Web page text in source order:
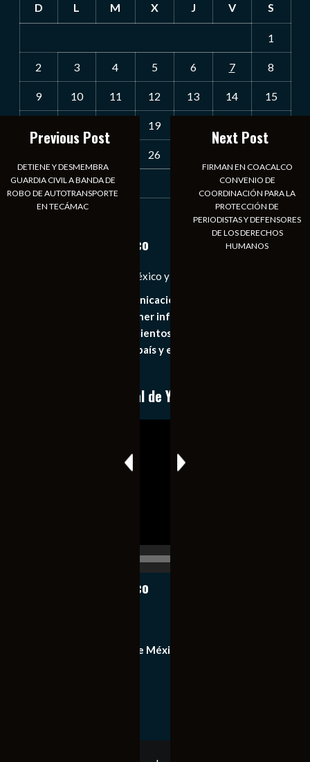
D L M X J V S
1
2 3 4 5 6 7 8
9 10 11 12 13 14 15
19
26
30 31
« Jul
Notiexpress de México
Las Noticias Diarias de México y el Mundo a Tu Alcance
Somos un medio de comunicación digital que tiene como
principal objetivo mantener informado al publico en
general de los acontecimientos mas recientes e
importantes de nuestro país y el mundo de forma eficaz,
Conoce nuestro canal de YouTube
Notiexpress de México
Equipo de Notiexpress de México
Previous Post
DETIENE Y DESMEMBRA
GUARDIA CIVIL A BANDA DE
ROBO DE AUTOTRANSPORTE
EN TECÁMAC
Next Post
FIRMAN EN COACALCO
CONVENIO DE
COORDINACIÓN PARA LA
PROTECCIÓN DE
PERIODISTAS Y DEFENSORES
DE LOS DERECHOS
HUMANOS